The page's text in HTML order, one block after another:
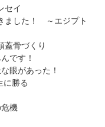
セイ
した！ ～エジプト
骨づくり
です！
眼があった！
勝る
機